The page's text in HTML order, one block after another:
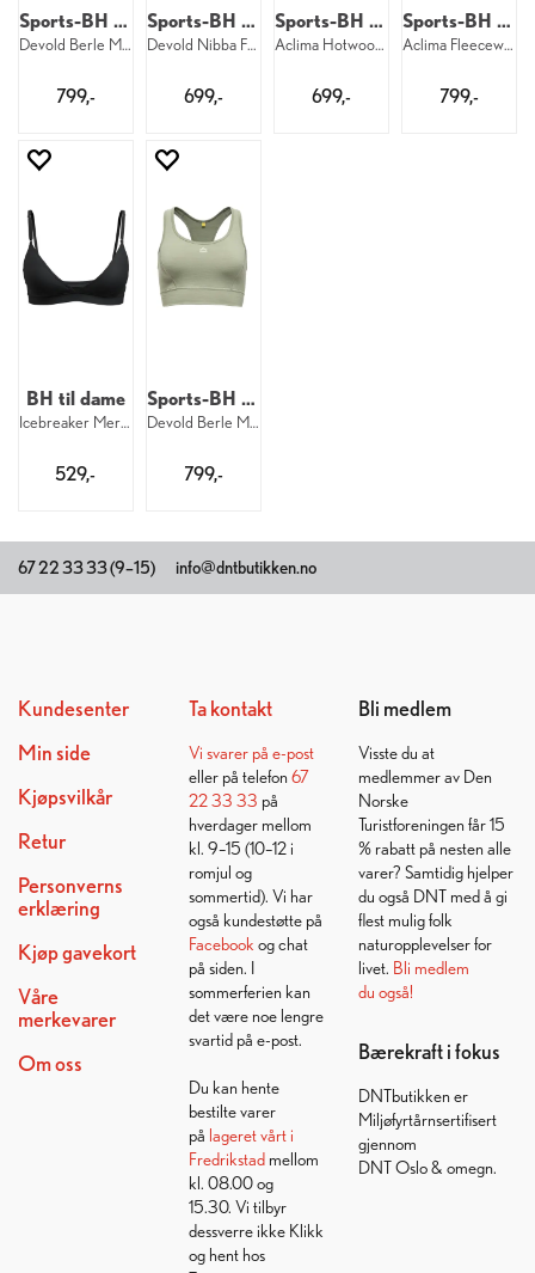
Sports-BH til dame
Devold Berle Merino Bra W 960
799,-
Sports-BH til dame
Devold Nibba Fleece Merino Bra W 960
699,-
Sports-BH til dame
Aclima Hotwool Sports Top W 123
699,-
Sports-BH til dame
Aclima Fleecewool Top W 123
799,-
BH til dame
Icebreaker Merino Siren Bra W 001
529,-
Sports-BH til dame
Devold Berle Merino Bra W 422
799,-
67 22 33 33 (9–15) info@dntbutikken.no
Kundesenter
Min side
Kjøpsvilkår
Retur
Personverns
erklæring
Kjøp gavekort
Våre
merkevarer
Om oss
Ta kontakt
Vi svarer på e-post
eller på telefon 67
22 33 33 på
hverdager mellom
kl. 9–15 (10–12 i
romjul og
sommertid). Vi har
også kundestøtte på
Facebook og chat
på siden. I
sommerferien kan
det være noe lengre
svartid på e-post.
Du kan hente
bestilte varer
på lageret vårt i
Fredrikstadmellom
kl. 08.00 og
15.30. Vi tilbyr
dessverre ikke Klikk
og hent hos
Bli medlem
Visste du at
medlemmer av Den
Norske
Turistforeningen får 15
% rabatt på nesten alle
varer? Samtidig hjelper
du også DNT med å gi
flest mulig folk
naturopplevelser for
livet. Bli medlem
du også!
Bærekraft i fokus
DNTbutikken er
Miljøfyrtårnsertifisert
gjennom
DNT Oslo & omegn.